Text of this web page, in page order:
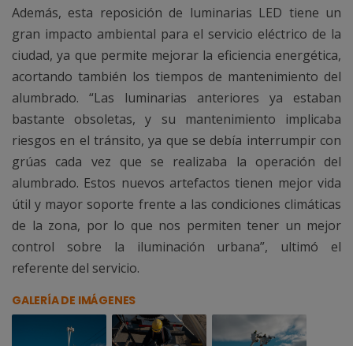
Además, esta reposición de luminarias LED tiene un
gran impacto ambiental para el servicio eléctrico de la
ciudad, ya que permite mejorar la eficiencia energética,
acortando también los tiempos de mantenimiento del
alumbrado. “Las luminarias anteriores ya estaban
bastante obsoletas, y su mantenimiento implicaba
riesgos en el tránsito, ya que se debía interrumpir con
grúas cada vez que se realizaba la operación del
alumbrado. Estos nuevos artefactos tienen mejor vida
útil y mayor soporte frente a las condiciones climáticas
de la zona, por lo que nos permiten tener un mejor
control sobre la iluminación urbana”, ultimó el
referente del servicio.
GALERÍA DE IMÁGENES